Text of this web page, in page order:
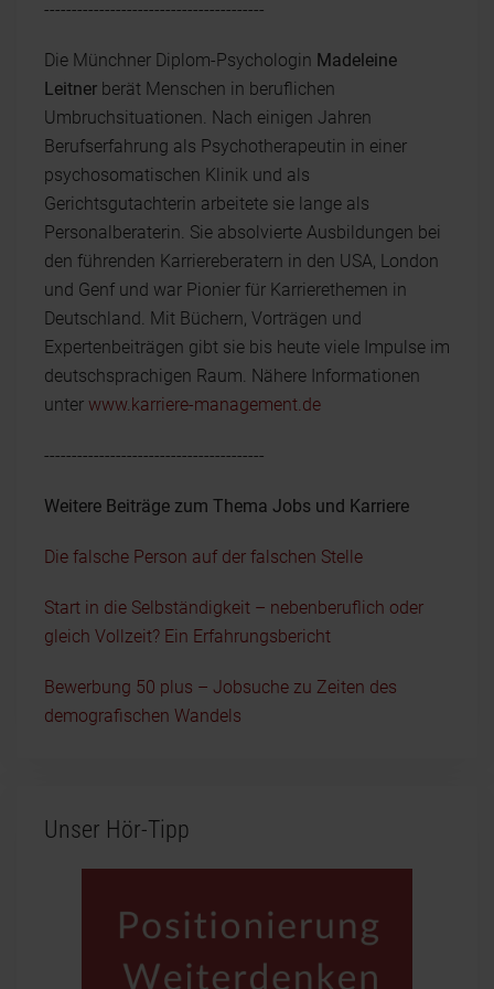
----------------------------------------
Die Münchner Diplom-Psychologin Madeleine
Leitner berät Menschen in beruflichen
Umbruchsituationen. Nach einigen Jahren
Berufserfahrung als Psychotherapeutin in einer
psychosomatischen Klinik und als
Gerichtsgutachterin arbeitete sie lange als
Personalberaterin. Sie absolvierte Ausbildungen bei
den führenden Karriereberatern in den USA, London
und Genf und war Pionier für Karrierethemen in
Deutschland. Mit Büchern, Vorträgen und
Expertenbeiträgen gibt sie bis heute viele Impulse im
deutschsprachigen Raum. Nähere Informationen
unter www.karriere-management.de
----------------------------------------
Weitere Beiträge zum Thema Jobs und Karriere
Die falsche Person auf der falschen Stelle
Start in die Selbständigkeit – nebenberuflich oder
gleich Vollzeit? Ein Erfahrungsbericht
Bewerbung 50 plus – Jobsuche zu Zeiten des
demografischen Wandels
Unser Hör-Tipp